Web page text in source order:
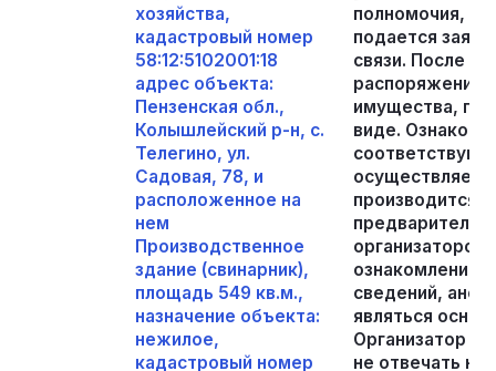
хозяйства,
кадастровый номер
58:12:5102001:18
адрес объекта:
Пензенская обл.,
Колышлейский р-н, с.
Телегино, ул.
Садовая, 78, и
расположенное на
нем
Производственное
здание (свинарник),
площадь 549 кв.м.,
назначение объекта:
нежилое,
кадастровый номер
полномочия,
подается
связи. После
распоряжении
имущества,
виде.
производится
организатором
ознакомлений
сведений,
являться
Организатор
не отвечать на